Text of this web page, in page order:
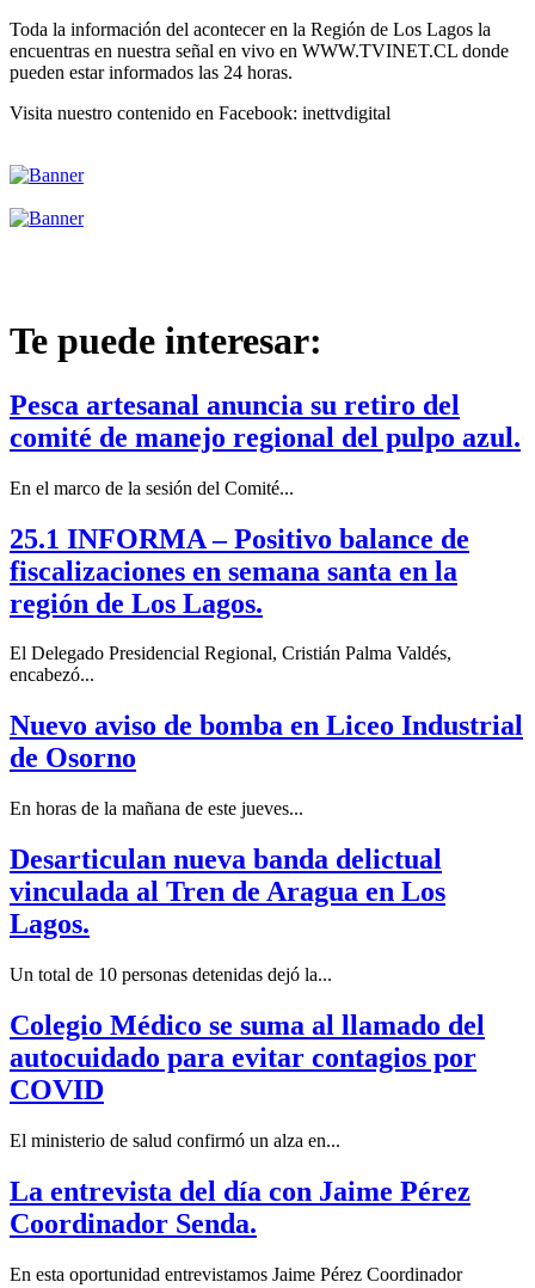
Toda la información del acontecer en la Región de Los Lagos la
encuentras en nuestra señal en vivo en WWW.TVINET.CL donde
pueden estar informados las 24 horas.
Visita nuestro contenido en Facebook: inettvdigital
Te puede interesar:
Pesca artesanal anuncia su retiro del
comité de manejo regional del pulpo azul.
En el marco de la sesión del Comité...
25.1 INFORMA – Positivo balance de
fiscalizaciones en semana santa en la
región de Los Lagos.
El Delegado Presidencial Regional, Cristián Palma Valdés,
encabezó...
Nuevo aviso de bomba en Liceo Industrial
de Osorno
En horas de la mañana de este jueves...
Desarticulan nueva banda delictual
vinculada al Tren de Aragua en Los
Lagos.
Un total de 10 personas detenidas dejó la...
Colegio Médico se suma al llamado del
autocuidado para evitar contagios por
COVID
El ministerio de salud confirmó un alza en...
La entrevista del día con Jaime Pérez
Coordinador Senda.
En esta oportunidad entrevistamos Jaime Pérez Coordinador